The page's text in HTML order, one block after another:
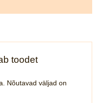
toodet
Nõutavad väljad on